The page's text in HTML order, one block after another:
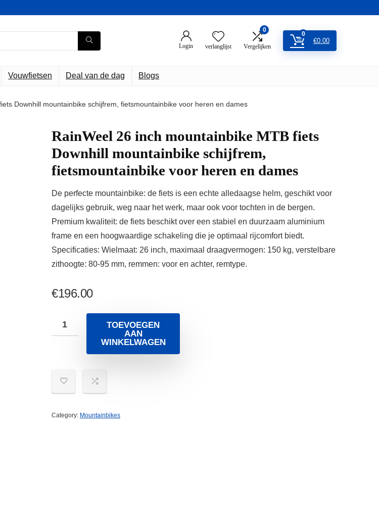
Login verlanglijst
0
Vergelijken
0
€0.00
Vouwfietsen Deal van de dag Blogs
Downhill mountainbike schijfrem, fietsmountainbike voor heren en dames
RainWeel 26 inch mountainbike MTB fiets
Downhill mountainbike schijfrem,
fietsmountainbike voor heren en dames
De perfecte mountainbike: de fiets is een echte alledaagse helm, geschikt voor
dagelijks gebruik, weg naar het werk, maar ook voor tochten in de bergen.
Premium kwaliteit: de fiets beschikt over een stabiel en duurzaam aluminium
frame en een hoogwaardige schakeling die je optimaal rijcomfort biedt.
Specificaties: Wielmaat: 26 inch, maximaal draagvermogen: 150 kg, verstelbare
zithoogte: 80-95 mm, remmen: voor en achter, remtype.
€196.00
TOEVOEGEN
AAN
WINKELWAGEN
Category: Mountainbikes